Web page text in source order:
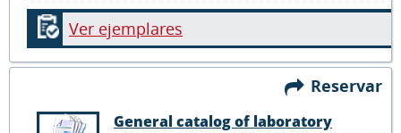
Ver ejemplares
Reservar
General catalog of laboratory